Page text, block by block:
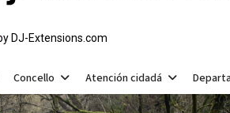
DJ-Extensions.com
de Valga
Concello Atención cidadá